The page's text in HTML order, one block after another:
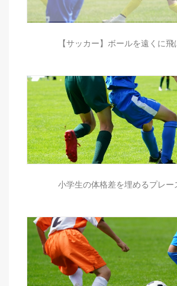
【サッカー】ボールを遠くに飛
小学生の体格差を埋めるプレー